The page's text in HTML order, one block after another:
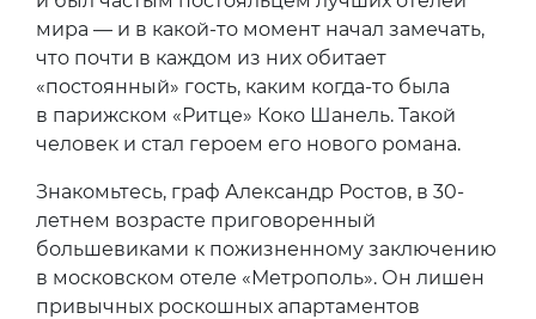
мира — и в какой-то момент начал замечать,
что почти в каждом из них обитает
«постоянный» гость, каким когда-то была
в парижском «Ритце» Коко Шанель. Такой
человек и стал героем его нового романа.
Знакомьтесь, граф Александр Ростов, в 30-
летнем возрасте приговоренный
большевиками к пожизненному заключению
в московском отеле «Метрополь». Он лишен
привычных роскошных апартаментов